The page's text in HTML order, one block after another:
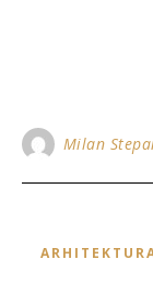
Milan